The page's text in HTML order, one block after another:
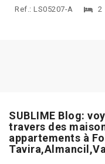
Ref.: LS05207-A 2
SUBLIME Blog:
travers des
appartements à